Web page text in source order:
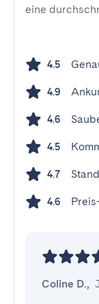
eine
4.5
4.9
4.6
4.5
4.7
4.6
Coline D.,